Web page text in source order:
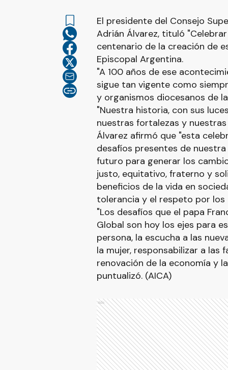
El presidente del Consejo
Adrián Álvarez, tituló
centenario de la creación de
Episcopal Argentina.
"A 100 años de ese
sigue tan vigente como
y organismos diocesanos de
"Nuestra historia, con sus
nuestras fortalezas y
Álvarez afirmó que "esta
desafíos presentes de
futuro para generar los
justo, equitativo, fraterno y
beneficios de la vida en
tolerancia y el respeto por los
"Los desafíos que el papa
Global son hoy los ejes para
persona, la escucha a las
la mujer, responsabilizar a las
renovación de la economía y
puntualizó. (AICA)
Ads